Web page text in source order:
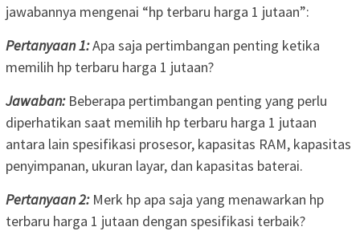
jawabannya mengenai “hp terbaru harga 1 jutaan”:
Pertanyaan 1:Apa saja pertimbangan penting ketika
memilih hp terbaru harga 1 jutaan?
Jawaban:Beberapa pertimbangan penting yang perlu
diperhatikan saat memilih hp terbaru harga 1 jutaan
antara lain spesifikasi prosesor, kapasitas RAM, kapasitas
penyimpanan, ukuran layar, dan kapasitas baterai.
Pertanyaan 2:Merk hp apa saja yang menawarkan hp
terbaru harga 1 jutaan dengan spesifikasi terbaik?